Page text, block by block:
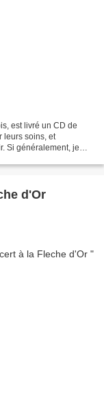
est livré un CD de
leurs soins, et
Si généralement, je
d'Or